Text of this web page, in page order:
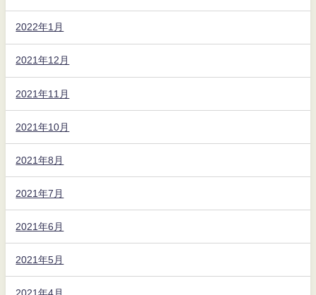
2022年1月
2021年12月
2021年11月
2021年10月
2021年8月
2021年7月
2021年6月
2021年5月
2021年4月